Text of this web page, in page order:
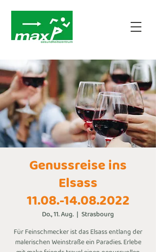
Genussreise ins
Elsass
11.08.-14.08.2022
Do., 11. Aug.
  |
Strasbourg
Für Feinschmecker ist das Elsass entlang der
malerischen Weinstraße ein Paradies. Erlebe